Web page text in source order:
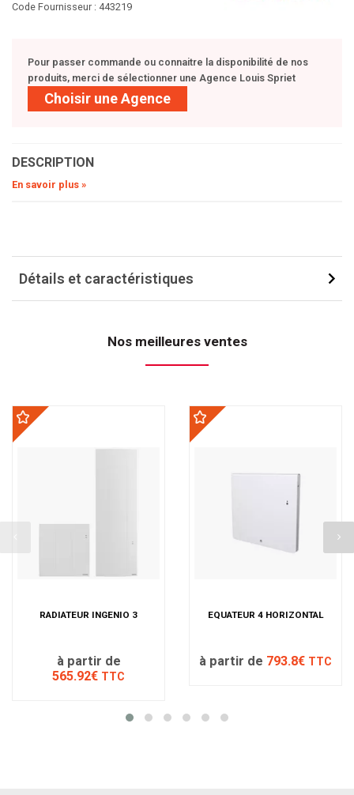
Code Fournisseur : 443219
Pour passer commande ou connaitre la disponibilité de nos
produits, merci de sélectionner une Agence Louis Spriet
Choisir une Agence
DESCRIPTION
En savoir plus »
Détails et caractéristiques
Nos meilleures ventes
RADIATEUR INGENIO 3
à partir de
565.92€ TTC
EQUATEUR 4 HORIZONTAL
à partir de 793.8€ TTC